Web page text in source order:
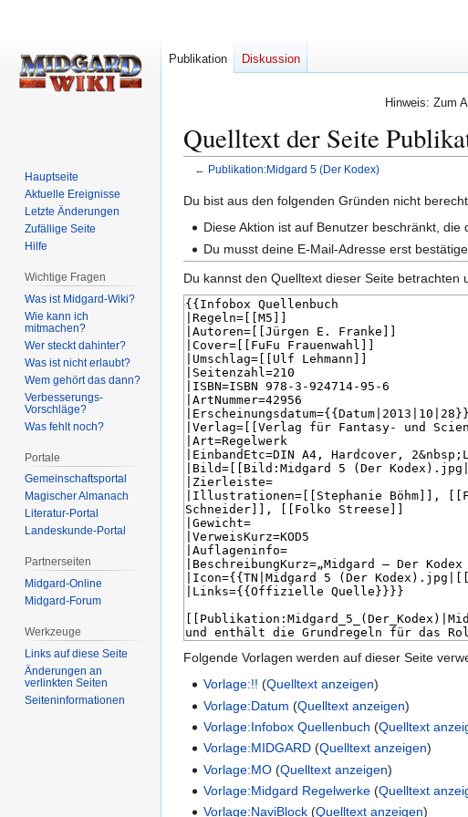
Hinweis: Zum
Quelltext der Seite
← Publikation:Midgard 5 (Der Kodex)
Zur
Navigation
Zur
Suche
Du bist aus den folgenden Gründen nicht
Diese Aktion ist auf Benutzer beschränkt, die
Du musst deine E-Mail-Adresse erst
Du kannst den Quelltext dieser Seite betrachten
Folgende Vorlagen werden auf dieser Seite
Vorlage:!! (Quelltext anzeigen)
Vorlage:Datum (Quelltext anzeigen)
Vorlage:Infobox Quellenbuch (Quelltext
Vorlage:MIDGARD (Quelltext anzeigen)
Vorlage:MO (Quelltext anzeigen)
Vorlage:Midgard Regelwerke (Quelltext
Vorlage:NaviBlock (Quelltext anzeigen)
Publikation Diskussion
Hauptseite
Aktuelle Ereignisse
Letzte Änderungen
Zufällige Seite
Hilfe
Wichtige Fragen
Was ist Midgard-Wiki?
Wie kann ich
mitmachen?
Wer steckt dahinter?
Was ist nicht erlaubt?
Wem gehört das dann?
Verbesserungs-
Vorschläge?
Was fehlt noch?
Portale
Gemeinschafts­portal
Magischer Almanach
Literatur-Portal
Landeskunde-Portal
Partnerseiten
Midgard-Online
Midgard-Forum
Werkzeuge
Links auf diese Seite
Änderungen an
verlinkten Seiten
Seiten­­informationen